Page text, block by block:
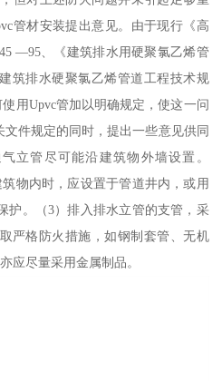
管材安装提出意见。由于现行《高
—95、《建筑排水用硬聚氯乙烯管
筑排水硬聚氯乙烯管道工程技术规
用Upvc管加以明确规定，使这一问
件规定的同时，提出一些意见供同
立管尽可能沿建筑物外墙设置。
筑物内时，应设置于管道井内，或用
护。（3）排入排水立管的支管，采
严格防火措施，如钢制套管、无机
应尽量采用金属制品。